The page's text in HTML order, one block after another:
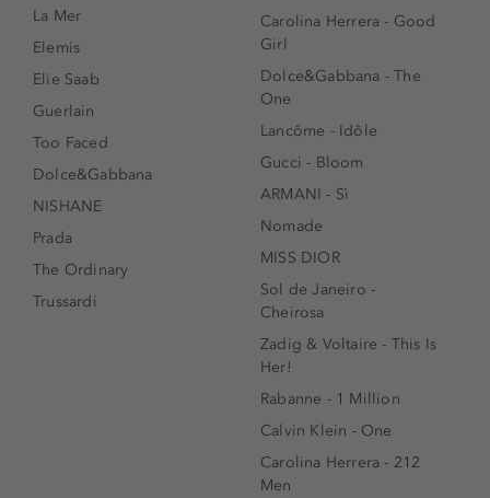
La Mer
Elemis
Elie Saab
Guerlain
Too Faced
Dolce&Gabbana
NISHANE
Prada
The Ordinary
Trussardi
Carolina Herrera - Good
Girl
Dolce&Gabbana - The
One
Lancôme - Idôle
Gucci - Bloom
ARMANI - Sì
Nomade
MISS DIOR
Sol de Janeiro -
Cheirosa
Zadig & Voltaire - This Is
Her!
Rabanne - 1 Million
Calvin Klein - One
Carolina Herrera - 212
Men